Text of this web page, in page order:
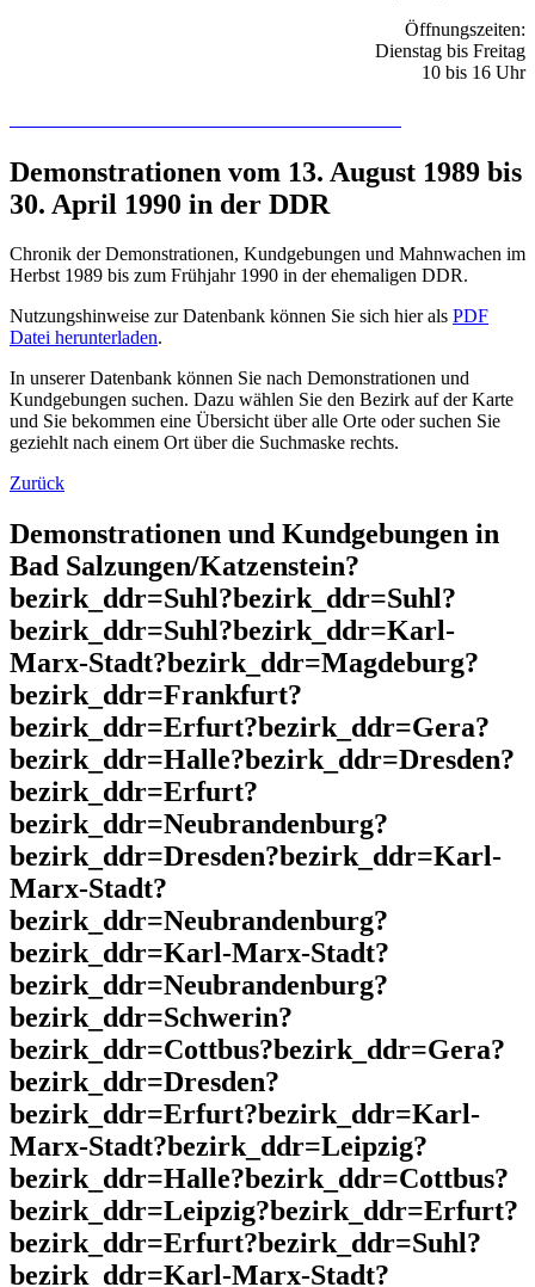
Öffnungszeiten:
Dienstag bis Freitag
10 bis 16 Uhr
Demonstrationen vom 13. August 1989 bis
30. April 1990 in der DDR
Chronik der Demonstrationen, Kundgebungen und Mahnwachen im
Herbst 1989 bis zum Frühjahr 1990 in der ehemaligen DDR.
Nutzungshinweise zur Datenbank können Sie sich hier als PDF
Datei herunterladen.
In unserer Datenbank können Sie nach Demonstrationen und
Kundgebungen suchen. Dazu wählen Sie den Bezirk auf der Karte
und Sie bekommen eine Übersicht über alle Orte oder suchen Sie
geziehlt nach einem Ort über die Suchmaske rechts.
Zurück
Demonstrationen und Kundgebungen in
Bad Salzungen/Katzenstein?
bezirk_ddr=Suhl?bezirk_ddr=Suhl?
bezirk_ddr=Suhl?bezirk_ddr=Karl-
Marx-Stadt?bezirk_ddr=Magdeburg?
bezirk_ddr=Frankfurt?
bezirk_ddr=Erfurt?bezirk_ddr=Gera?
bezirk_ddr=Halle?bezirk_ddr=Dresden?
bezirk_ddr=Erfurt?
bezirk_ddr=Neubrandenburg?
bezirk_ddr=Dresden?bezirk_ddr=Karl-
Marx-Stadt?
bezirk_ddr=Neubrandenburg?
bezirk_ddr=Karl-Marx-Stadt?
bezirk_ddr=Neubrandenburg?
bezirk_ddr=Schwerin?
bezirk_ddr=Cottbus?bezirk_ddr=Gera?
bezirk_ddr=Dresden?
bezirk_ddr=Erfurt?bezirk_ddr=Karl-
Marx-Stadt?bezirk_ddr=Leipzig?
bezirk_ddr=Halle?bezirk_ddr=Cottbus?
bezirk_ddr=Leipzig?bezirk_ddr=Erfurt?
bezirk_ddr=Erfurt?bezirk_ddr=Suhl?
bezirk_ddr=Karl-Marx-Stadt?